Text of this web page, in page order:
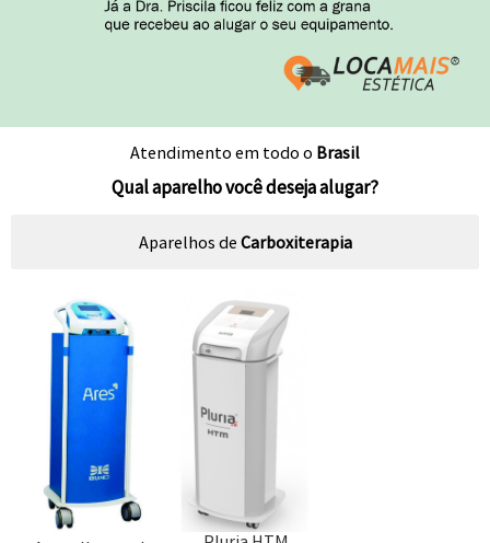
Atendimento em todo o Brasil
Qual aparelho você deseja alugar?
Aparelhos de Carboxiterapia